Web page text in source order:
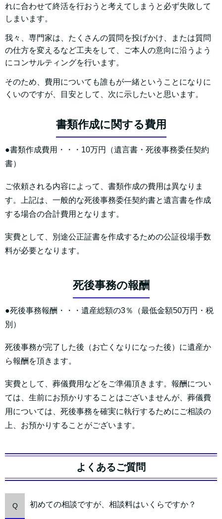
れに合わせて終活を行おうと考えてしまうと必ず失敗して
しまいます。
我々、専門家は、たくさんの質問を投げかけ、または質問
の仕方を変えるなど工夫をして、ご本人の意向に沿うよう
にコンサルティングを行います。
そのため、費用についても誰もが一緒ということになりに
くいのですが、目安として、次に示したいと思います。
書類作成に関する費用
●書類作成費用・・・10万円（遺言書・死後事務委任契約
書）
ご依頼される内容によって、書類作成の費用は異なりま
す。上記は、一般的な死後事務委任契約書と遺言書を作成
する場合の合計費用となります。
実費として、別途公正証書を作成するための公証役場手数
料が必要となります。
死後事務の報酬
●死後事務報酬・・・遺産総額の3％（最低金額50万円・税
別）
死後事務が完了した後（お亡くなりになった後）に遺産か
ら報酬を頂きます。
実費として、葬儀費用などをご準備頂きます。報酬につい
ては、生前にお預かりすることはございませんが、葬儀費
用については、死後事務を確実に執行するためにご相談の
上、お預かりすることがございます。
よくあるご質問
Q 初めての相談ですが、相談料はいくらですか？